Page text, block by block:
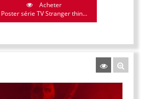
Acheter
Poster série TV Stranger thin...